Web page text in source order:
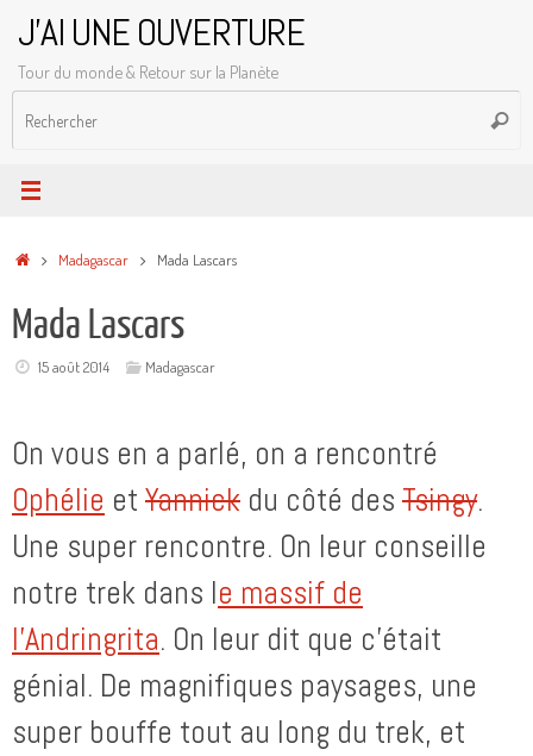
contenu
J'AI UNE OUVERTURE
Tour du monde & Retour sur la Planète
AccueilMadagascar Mada Lascars
Mada Lascars
15 août 2014 Madagascar
On vous en a parlé, on a rencontré
Ophélie et Yannick du côté des Tsingy.
Une super rencontre. On leur conseille
notre trek dans le massif de
l’Andringrita. On leur dit que c’était
génial. De magnifiques paysages, une
super bouffe tout au long du trek, et